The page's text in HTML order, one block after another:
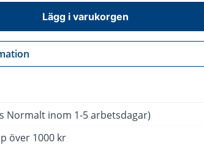
Lägg i varukorgen
Normalt inom 1-5 arbetsdagar)
över 1000 kr